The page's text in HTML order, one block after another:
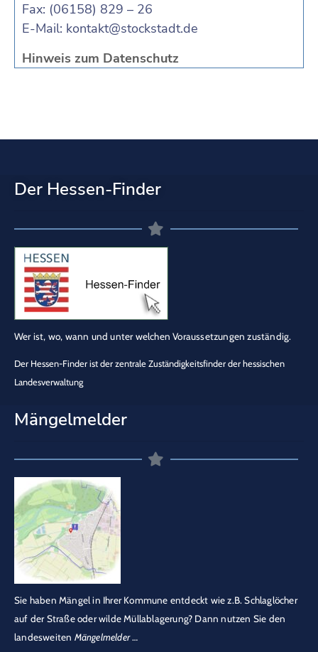
Fax: (06158) 829 – 26
E-Mail: kontakt@stockstadt.de
Hinweis zum Datenschutz
Der Hessen-Finder
Wer ist, wo, wann und unter welchen Voraussetzungen zuständig.
Der Hessen-Finder ist der zentrale Zuständigkeitsfinder der hessischen
Landesverwaltung
Mängelmelder
Sie haben Mängel in Ihrer Kommune entdeckt wie z.B. Schlaglöcher
auf der Straße oder wilde Müllablagerung? Dann nutzen Sie den
landesweiten Mängelmelder…